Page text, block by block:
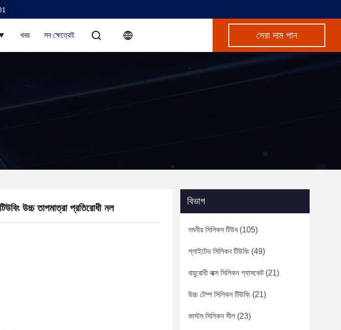
খবর সব ক্ষেত্রেই সেরা দাম পান
উচ্চ তাপমাত্রা প্রতিরোধী নল
বিভাগ
নমনীয় সিলিকন টিউব(105)
প্লাইটেড সিলিকন টিউবিং (49)
বায়ুরোধী বাক্স সিলিকন গ্যাসকেট(21)
উচ্চ টেম্প সিলিকন টিউবিং (21)
কাস্টম সিলিকন সীল (23)